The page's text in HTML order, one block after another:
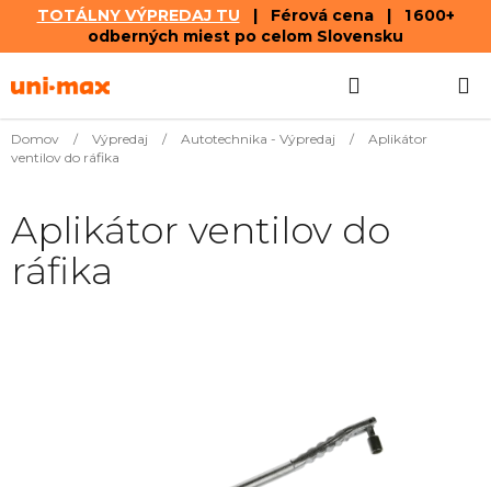
TOTÁLNY VÝPREDAJ TU | Férová cena | 1 600+
odberných miest po celom Slovensku
na
KOŠÍK
Domov / Výpredaj / Autotechnika - Výpredaj /
Aplikátor
ventilov do ráfika
Aplikátor ventilov do
ráfika